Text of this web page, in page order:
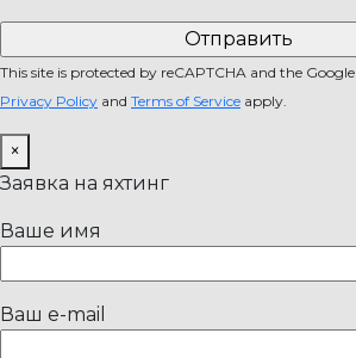
This site is protected by reCAPTCHA and the Google
Privacy Policy and Terms of Service apply.
×
Заявка на яхтинг
Ваше имя
Ваш e-mail